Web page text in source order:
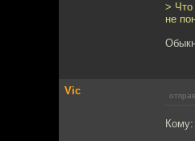
> Что
не
Vic